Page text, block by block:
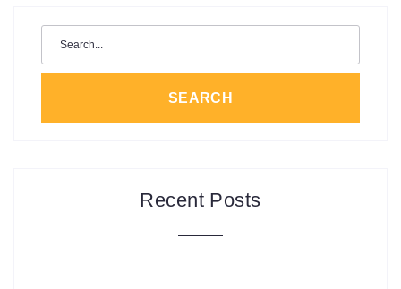
SEARCH
Recent Posts